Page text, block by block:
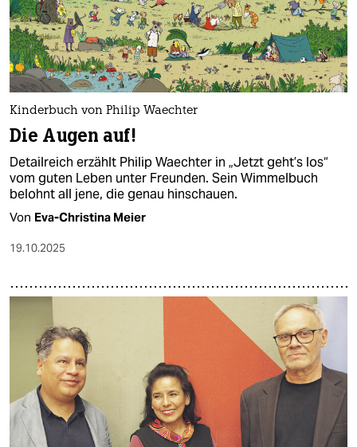
Kinderbuch von Philip Waechter
Die Augen auf!
Detailreich erzählt Philip Waechter in „Jetzt geht’s los“
vom guten Leben unter Freunden. Sein Wimmelbuch
belohnt all jene, die genau hinschauen.
Von Eva-Christina Meier
19.10.2025